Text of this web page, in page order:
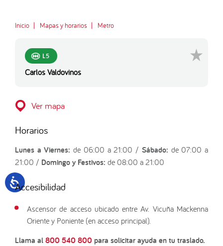
Inicio Mapas y horarios Metro
L5
Carlos Valdovinos
Ver mapa
Horarios
Lunes a Viernes: de 06:00 a 21:00 / Sábado: de 07:00 a
21:00 / Domingo y Festivos: de 08:00 a 21:00
Accesibilidad
Ascensor de acceso ubicado entre Av. Vicuña Mackenna
Oriente y Poniente (en acceso principal).
Llama al800 540 800 para solicitar ayuda en tu traslado.